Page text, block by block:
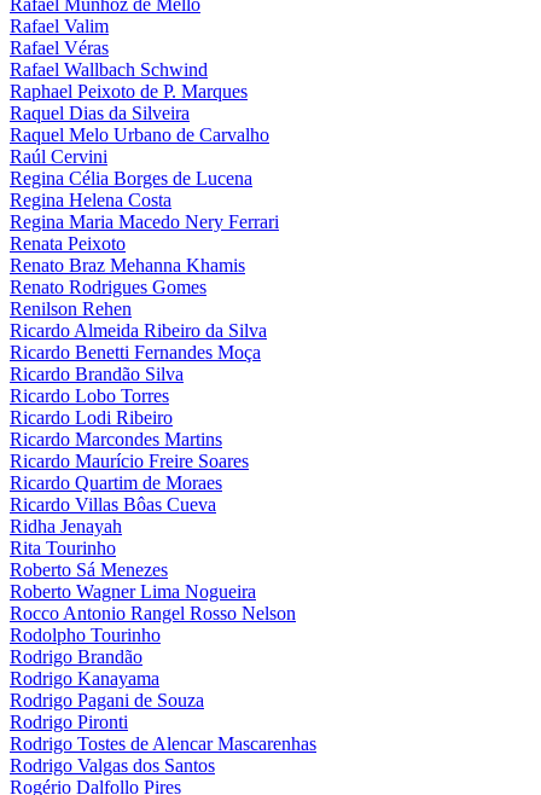
Rafael Munhoz de Mello
Rafael Valim
Rafael Véras
Rafael Wallbach Schwind
Raphael Peixoto de P. Marques
Raquel Dias da Silveira
Raquel Melo Urbano de Carvalho
Raúl Cervini
Regina Célia Borges de Lucena
Regina Helena Costa
Regina Maria Macedo Nery Ferrari
Renata Peixoto
Renato Braz Mehanna Khamis
Renato Rodrigues Gomes
Renilson Rehen
Ricardo Almeida Ribeiro da Silva
Ricardo Benetti Fernandes Moça
Ricardo Brandão Silva
Ricardo Lobo Torres
Ricardo Lodi Ribeiro
Ricardo Marcondes Martins
Ricardo Maurício Freire Soares
Ricardo Quartim de Moraes
Ricardo Villas Bôas Cueva
Ridha Jenayah
Rita Tourinho
Roberto Sá Menezes
Roberto Wagner Lima Nogueira
Rocco Antonio Rangel Rosso Nelson
Rodolpho Tourinho
Rodrigo Brandão
Rodrigo Kanayama
Rodrigo Pagani de Souza
Rodrigo Pironti
Rodrigo Tostes de Alencar Mascarenhas
Rodrigo Valgas dos Santos
Rogério Dalfollo Pires